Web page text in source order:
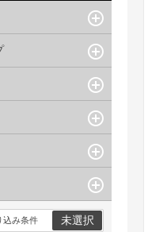
以下
付き
1DK〜1LDK
15分以内
当社限定物件
込み条件 未選択